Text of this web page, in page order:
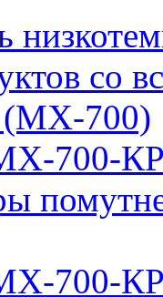
со
700)
700-
700-